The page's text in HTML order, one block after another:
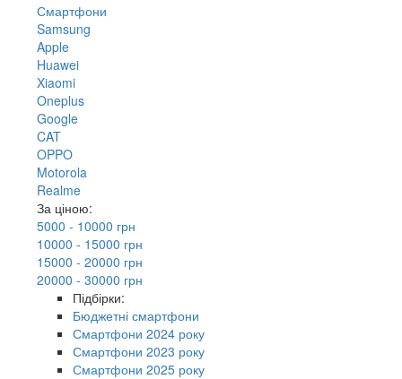
Смартфони
Samsung
Apple
Huawei
Xiaomi
Oneplus
Google
CAT
OPPO
Motorola
Realme
За ціною:
5000 - 10000 грн
10000 - 15000 грн
15000 - 20000 грн
20000 - 30000 грн
Підбірки:
Бюджетні смартфони
Смартфони 2024 року
Смартфони 2023 року
Смартфони 2025 року